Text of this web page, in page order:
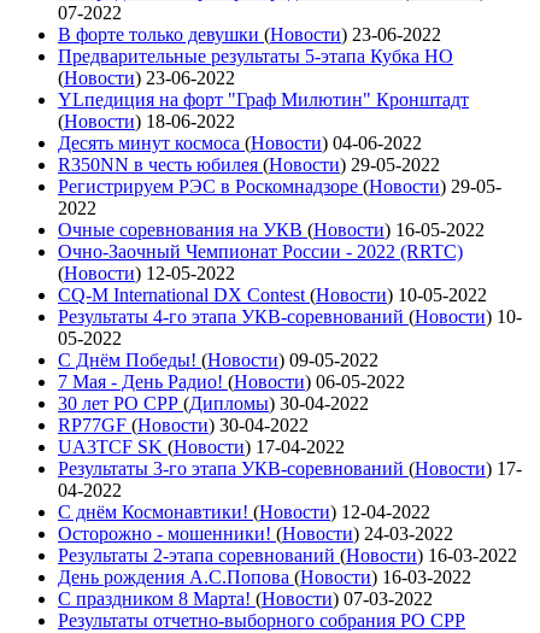
07-2022
В форте только девушки (Новости) 23-06-2022
Предварительные результаты 5-этапа Кубка НО
(Новости) 23-06-2022
YLпедиция на форт "Граф Милютин" Кронштадт
(Новости) 18-06-2022
Десять минут космоса (Новости) 04-06-2022
R350NN в честь юбилея (Новости) 29-05-2022
Регистрируем РЭС в Роскомнадзоре (Новости) 29-05-
2022
Очные соревнования на УКВ (Новости) 16-05-2022
Очно-Заочный Чемпионат России - 2022 (RRTC)
(Новости) 12-05-2022
CQ-M International DX Contest (Новости) 10-05-2022
Результаты 4-го этапа УКВ-соревнований (Новости) 10-
05-2022
С Днём Победы! (Новости) 09-05-2022
7 Мая - День Радио! (Новости) 06-05-2022
30 лет РО СРР (Дипломы) 30-04-2022
RP77GF (Новости) 30-04-2022
UA3TCF SK (Новости) 17-04-2022
Результаты 3-го этапа УКВ-соревнований (Новости) 17-
04-2022
С днём Космонавтики! (Новости) 12-04-2022
Осторожно - мошенники! (Новости) 24-03-2022
Результаты 2-этапа соревнований (Новости) 16-03-2022
День рождения А.С.Попова (Новости) 16-03-2022
С праздником 8 Марта! (Новости) 07-03-2022
Результаты отчетно-выборного собрания РО СРР